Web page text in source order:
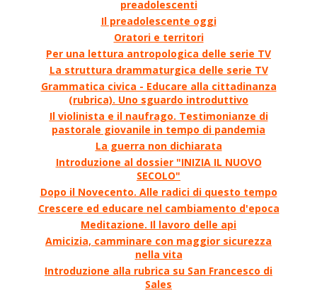
preadolescenti
Il preadolescente oggi
Oratori e territori
Per una lettura antropologica delle serie TV
La struttura drammaturgica delle serie TV
Grammatica civica - Educare alla cittadinanza
(rubrica). Uno sguardo introduttivo
Il violinista e il naufrago. Testimonianze di
pastorale giovanile in tempo di pandemia
La guerra non dichiarata
Introduzione al dossier "INIZIA IL NUOVO
SECOLO"
Dopo il Novecento. Alle radici di questo tempo
Crescere ed educare nel cambiamento d'epoca
Meditazione. Il lavoro delle api
Amicizia, camminare con maggior sicurezza
nella vita
Introduzione alla rubrica su San Francesco di
Sales